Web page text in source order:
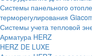
Системы панельного
терморегулирования
Системы учета тепловой
Арматура HERZ
HERZ DE LUXE